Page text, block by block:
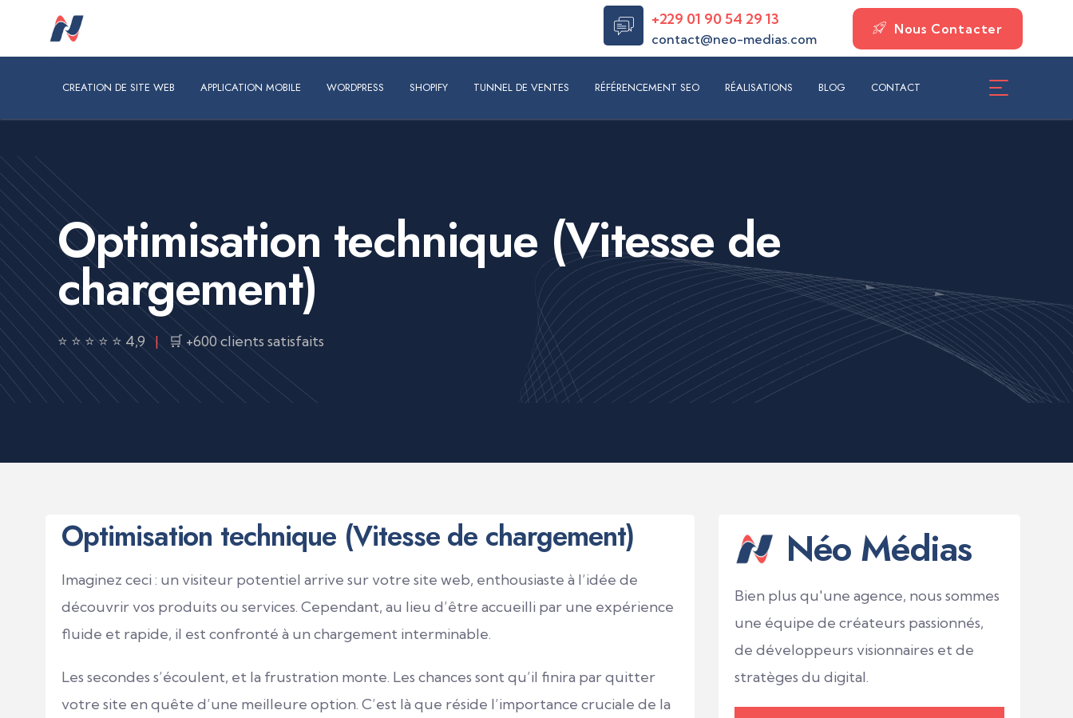
+229 01 90 54 29 13
contact@neo-medias.com
Nous Contacter
CREATION DE SITE WEB APPLICATION MOBILE WORDPRESS SHOPIFY TUNNEL DE VENTES RÉFÉRENCEMENT SEO RÉALISATIONS BLOG CONTACT
CREATION DE SITE WEB RÉFÉRENCEMENT SEO RÉALISATIONS BLOG CONTACT
Optimisation technique (Vitesse de
chargement)
⭐ ⭐ ⭐ ⭐ ⭐ 4,9 | 🛒 +600 clients satisfaits
Optimisation technique (Vitesse de chargement)
Imaginez ceci : un visiteur potentiel arrive sur votre site web, enthousiaste à l’idée de
découvrir vos produits ou services. Cependant, au lieu d’être accueilli par une expérience
fluide et rapide, il est confronté à un chargement interminable.
Les secondes s’écoulent, et la frustration monte. Les chances sont qu’il finira par quitter
votre site en quête d’une meilleure option. C’est là que réside l’importance cruciale de la
Néo Médias
Bien plus qu'une agence, nous sommes
une équipe de créateurs passionnés,
de développeurs visionnaires et de
stratèges du digital.